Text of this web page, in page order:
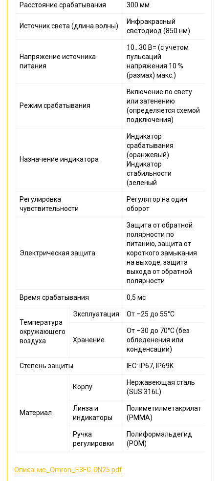
Расстояние срабатывания 300 мм
Источник света (длина волны)
Инфракрасный
светодиод (850 нм)
Напряжение источника
питания
10...30 В= (с учетом
пульсаций
напряжения 10 %
(размах) макс.)
Режим срабатывания
Включение по свету
или затенению
(определяется схемой
подключения)
Назначение индикатора
Индикатор
срабатывания
(оранжевый)
Индикатор
стабильности
(зеленый
Регулировка
чувствительности
Регулятор на один
оборот
Электрическая защита
Защита от обратной
полярности по
питанию, защита от
короткого замыкания
на выходе, защита
выхода от обратной
полярности
Время срабатывания 0,5 мс
Температура
окружающего
воздуха
Эксплуатация От –25 до 55°C
Хранение
От –30 до 70°C (без
обледенения или
конденсации)
Степень защиты IEC: IP67, IP69K
Материал
Корпу
Нержавеющая сталь
(SUS 316L)
Линза и
индикаторы
Полиметилметакрилат
(PMMA)
Ручка
регулировки
Полиформальдегид
(POM)
Описание_Omron_E3FC-DN25.pdf